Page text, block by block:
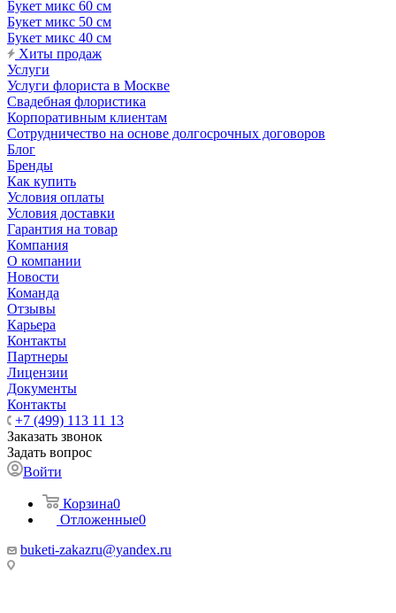
Букет микс 60 см
Букет микс 50 см
Букет микс 40 см
Хиты продаж
Услуги
Услуги флориста в Москве
Свадебная флористика
Корпоративным клиентам
Сотрудничество на основе долгосрочных договоров
Блог
Бренды
Как купить
Условия оплаты
Условия доставки
Гарантия на товар
Компания
О компании
Новости
Команда
Отзывы
Карьера
Контакты
Партнеры
Лицензии
Документы
Контакты
+7 (499) 113 11 13
Заказать звонок
Задать вопрос
Войти
Корзина0
Отложенные0
buketi-zakazru@yandex.ru